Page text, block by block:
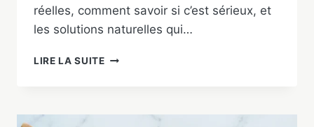
réelles, comment savoir si c’est sérieux, et
les solutions naturelles qui…
LIRE LA SUITEBANDER
ET